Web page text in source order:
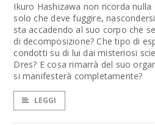
Ikuro Hashizawa non ricorda
solo che deve fuggire,
sta accadendo al suo corpo che
di decomposizione? Che tipo di
condotti su di lui dai misteriosi
Dres? E cosa rimarrà del suo
si manifesterà completamente?
LEGGI